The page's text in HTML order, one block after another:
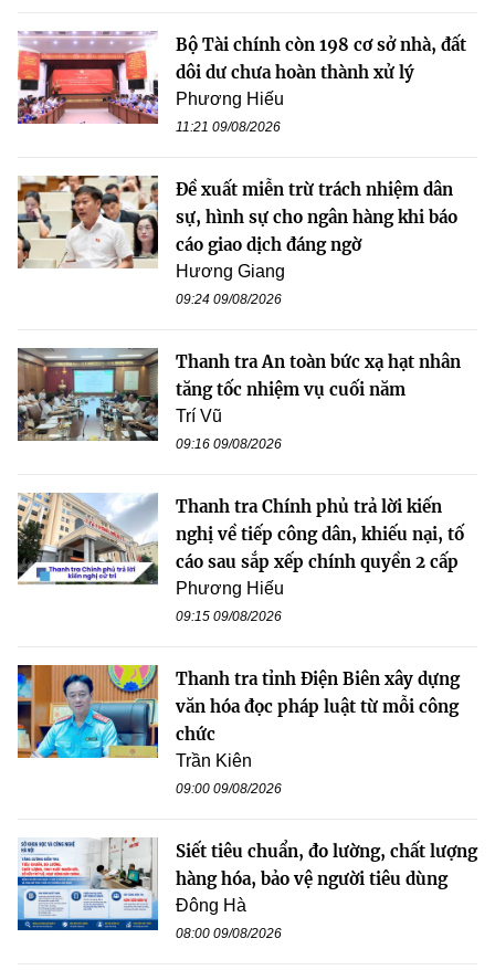
Bộ Tài chính còn 198 cơ sở nhà, đất
dôi dư chưa hoàn thành xử lý
Phương Hiếu
11:21 09/08/2026
Đề xuất miễn trừ trách nhiệm dân
sự, hình sự cho ngân hàng khi báo
cáo giao dịch đáng ngờ
Hương Giang
09:24 09/08/2026
Thanh tra An toàn bức xạ hạt nhân
tăng tốc nhiệm vụ cuối năm
Trí Vũ
09:16 09/08/2026
Thanh tra Chính phủ trả lời kiến
nghị về tiếp công dân, khiếu nại, tố
cáo sau sắp xếp chính quyền 2 cấp
Phương Hiếu
09:15 09/08/2026
Thanh tra tỉnh Điện Biên xây dựng
văn hóa đọc pháp luật từ mỗi công
chức
Trần Kiên
09:00 09/08/2026
Siết tiêu chuẩn, đo lường, chất lượng
hàng hóa, bảo vệ người tiêu dùng
Đông Hà
08:00 09/08/2026